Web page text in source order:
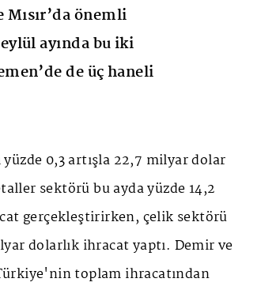
önemli
ayında bu iki
de üç haneli
0,3 artışla 22,7 milyar dolar
sektörü bu ayda yüzde 14,2
gerçekleştirirken, çelik sektörü
dolarlık ihracat yaptı. Demir ve
toplam ihracatından